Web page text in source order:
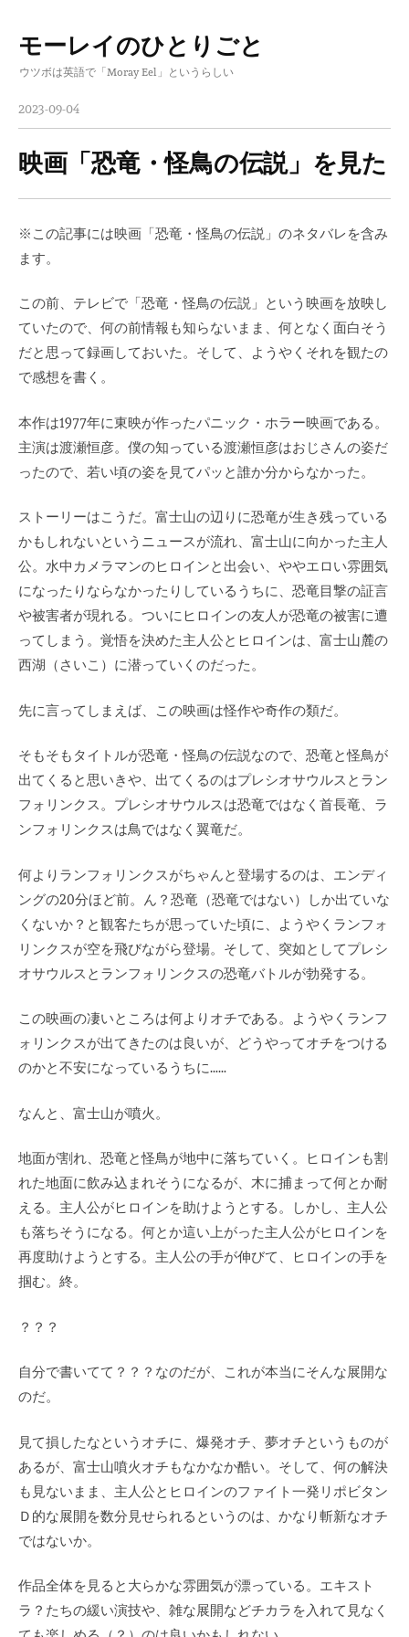
コ
ン
テ
ン
ツ
へ
ス
キ
ッ
モーレイのひとりごと
ウツボは英語で「Moray Eel」というらしい
2023-09-04
映画「恐竜・怪鳥の伝説」を見た
※この記事には映画「恐竜・怪鳥の伝説」のネタバレを含み
ます。
この前、テレビで「恐竜・怪鳥の伝説」という映画を放映し
ていたので、何の前情報も知らないまま、何となく面白そう
だと思って録画しておいた。そして、ようやくそれを観たの
で感想を書く。
本作は1977年に東映が作ったパニック・ホラー映画である。
主演は渡瀬恒彦。僕の知っている渡瀬恒彦はおじさんの姿だ
ったので、若い頃の姿を見てパッと誰か分からなかった。
ストーリーはこうだ。富士山の辺りに恐竜が生き残っている
かもしれないというニュースが流れ、富士山に向かった主人
公。水中カメラマンのヒロインと出会い、ややエロい雰囲気
になったりならなかったりしているうちに、恐竜目撃の証言
や被害者が現れる。ついにヒロインの友人が恐竜の被害に遭
ってしまう。覚悟を決めた主人公とヒロインは、富士山麓の
西湖（さいこ）に潜っていくのだった。
先に言ってしまえば、この映画は怪作や奇作の類だ。
そもそもタイトルが恐竜・怪鳥の伝説なので、恐竜と怪鳥が
出てくると思いきや、出てくるのはプレシオサウルスとラン
フォリンクス。プレシオサウルスは恐竜ではなく首長竜、ラ
ンフォリンクスは鳥ではなく翼竜だ。
何よりランフォリンクスがちゃんと登場するのは、エンディ
ングの20分ほど前。ん？恐竜（恐竜ではない）しか出ていな
くないか？と観客たちが思っていた頃に、ようやくランフォ
リンクスが空を飛びながら登場。そして、突如としてプレシ
オサウルスとランフォリンクスの恐竜バトルが勃発する。
この映画の凄いところは何よりオチである。ようやくランフ
ォリンクスが出てきたのは良いが、どうやってオチをつける
のかと不安になっているうちに……
なんと、富士山が噴火。
地面が割れ、恐竜と怪鳥が地中に落ちていく。ヒロインも割
れた地面に飲み込まれそうになるが、木に捕まって何とか耐
える。主人公がヒロインを助けようとする。しかし、主人公
も落ちそうになる。何とか這い上がった主人公がヒロインを
再度助けようとする。主人公の手が伸びて、ヒロインの手を
掴む。終。
？？？
自分で書いてて？？？なのだが、これが本当にそんな展開な
のだ。
見て損したなというオチに、爆発オチ、夢オチというものが
あるが、富士山噴火オチもなかなか酷い。そして、何の解決
も見ないまま、主人公とヒロインのファイト一発リポビタン
Ｄ的な展開を数分見せられるというのは、かなり斬新なオチ
ではないか。
作品全体を見ると大らかな雰囲気が漂っている。エキスト
ラ？たちの緩い演技や、雑な展開などチカラを入れて見なく